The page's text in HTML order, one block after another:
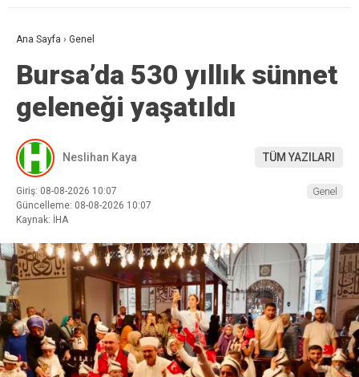
Ana Sayfa › Genel
Bursa’da 530 yıllık sünnet
geleneği yaşatıldı
Neslihan Kaya TÜM YAZILARI
Giriş: 08-08-2026 10:07
Güncelleme: 08-08-2026 10:07
Kaynak: İHA
Genel